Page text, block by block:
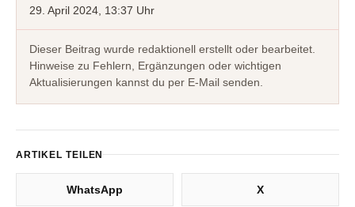
29. April 2024, 13:37 Uhr
Dieser Beitrag wurde redaktionell erstellt oder bearbeitet.
Hinweise zu Fehlern, Ergänzungen oder wichtigen
Aktualisierungen kannst du per E-Mail senden.
ARTIKEL TEILEN
WhatsApp X